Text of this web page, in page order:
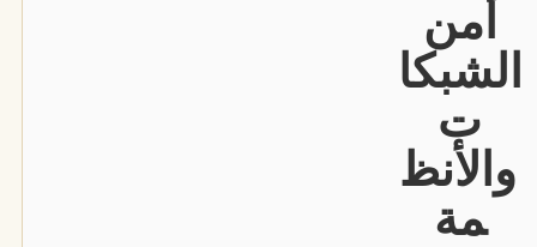
أمن
الشبكا
ت
والأنظ
مة